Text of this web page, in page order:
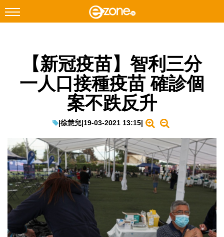
Facebook Instagram
科技焦點
教學評測
EduTech
IT Times
生成式AI與雲端應用
Enterprise Digital Transformation
【新冠疫苗】智利三分
一人口接種疫苗 確診個
案不跌反升
|徐慧兒|19-03-2021 13:15|